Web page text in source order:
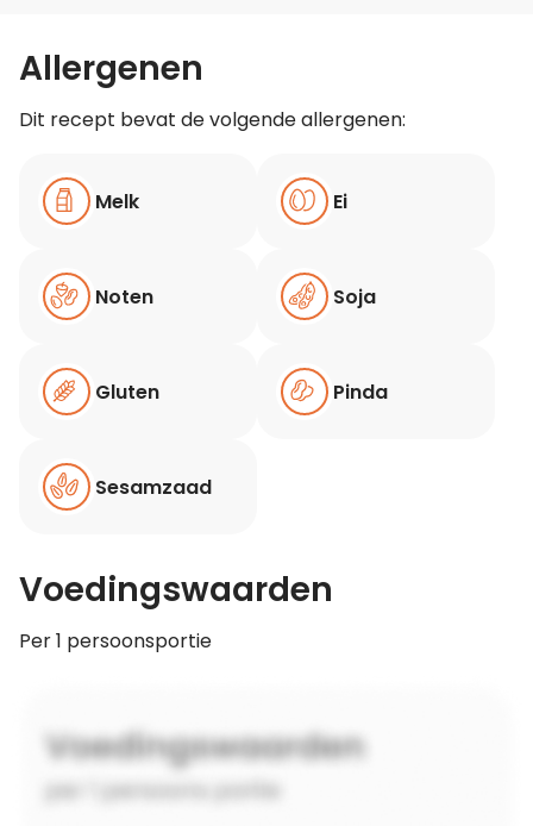
Allergenen
Dit recept bevat de volgende allergenen:
Melk Ei
Noten Soja
Gluten Pinda
Sesamzaad
Voedingswaarden
Per 1 persoonsportie